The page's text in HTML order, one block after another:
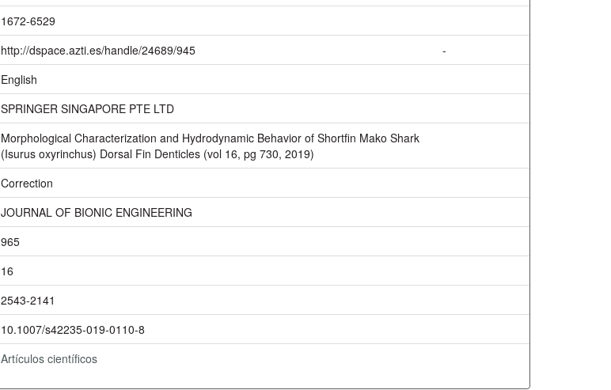
1672-6529
http://dspace.azti.es/handle/24689/945
-
English
SPRINGER SINGAPORE PTE LTD
Morphological Characterization and Hydrodynamic Behavior of Shortfin Mako Shark
(Isurus oxyrinchus) Dorsal Fin Denticles (vol 16, pg 730, 2019)
Correction
JOURNAL OF BIONIC ENGINEERING
965
16
2543-2141
10.1007/s42235-019-0110-8
Artículos científicos